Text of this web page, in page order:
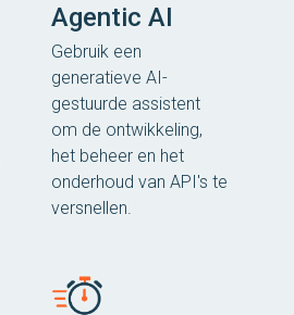
Agentic AI
Gebruik een
generatieve AI-
gestuurde assistent
om de ontwikkeling,
het beheer en het
onderhoud van API's te
versnellen.